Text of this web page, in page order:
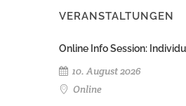
VERANSTALTUNGEN
Online Info Session:
10. August 2026
Online